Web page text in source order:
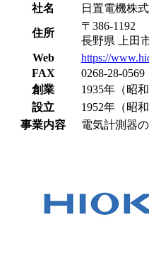
社名 日置電機株
住所
〒386-1192
長野県 上田
Web
https://
FAX
0268-28-0569
創業
1935年（昭
設立
1952年（昭
事業内容
電気計測器